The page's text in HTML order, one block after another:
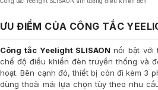
ƯU ĐIỂM CỦA CÔNG TẮC
Công tắc Yeelight SLISAONnổi bật với
chế độ điều khiển đèn truyền thống và
hoạt. Bên cạnh đó, thiết bị còn đi kèm 3
dùng thoải mái lựa chọn tùy theo nhu